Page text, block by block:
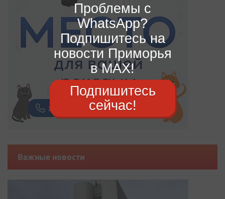
Важные новости
Проблемы с
WhatsApp?
Подпишитесь на
новости Приморья
в MAX!
Подпишитесь
сейчас!